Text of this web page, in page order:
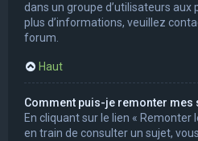
dans un groupe d’utilisateurs
plus d’informations, veuillez
forum.
Haut
Comment puis-je remonter mes
En cliquant sur le lien « Remonter
en train de consulter un sujet,